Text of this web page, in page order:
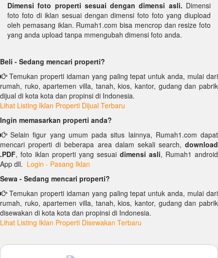
Dimensi foto properti sesuai dengan dimensi asli. Dimensi
foto foto di iklan sesuai dengan dimensi foto foto yang diupload
oleh pemasang iklan. Rumah1.com bisa mencrop dan resize foto
yang anda upload tanpa mmengubah dimensi foto anda.
Beli - Sedang mencari properti?
Temukan properti idaman yang paling tepat untuk anda, mulai dari
rumah, ruko, apartemen villa, tanah, kios, kantor, gudang dan pabrik
dijual di kota kota dan propinsi di Indonesia.
Lihat Listing Iklan Properti Dijual Terbaru
Ingin memasarkan properti anda?
Selain figur yang umum pada situs lainnya, Rumah1.com dapat
mencari properti di beberapa area dalam sekali search, download
.PDF, foto iklan properti yang sesuai dimensi asli, Rumah1 android
App dll. Login - Pasang Iklan
Sewa - Sedang mencari properti?
Temukan properti idaman yang paling tepat untuk anda, mulai dari
rumah, ruko, apartemen villa, tanah, kios, kantor, gudang dan pabrik
disewakan di kota kota dan propinsi di Indonesia.
Lihat Listing Iklan Properti Disewakan Terbaru